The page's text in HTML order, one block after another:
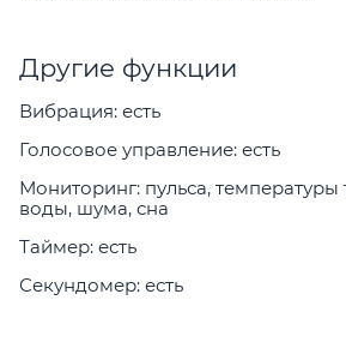
Другие функции
Вибрация: есть
Голосовое управление: есть
Мониторинг: пульса, температуры
воды, шума, сна
Таймер: есть
Секундомер: есть